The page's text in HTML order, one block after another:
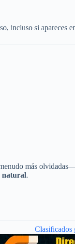
incluso si apareces
más
natural.
Clasificados